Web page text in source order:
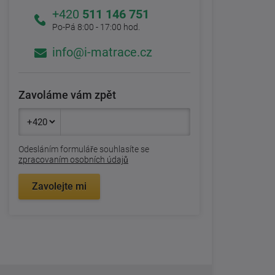
+420 511 146 751
Po-Pá 8:00 - 17:00 hod.
info@i-matrace.cz
Zavoláme vám zpět
Odesláním formuláře souhlasíte se
zpracovaním osobních údajů
Zavolejte mi